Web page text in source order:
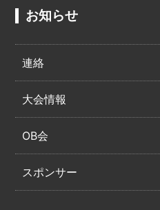
お知らせ
連絡
大会情報
OB会
スポンサー